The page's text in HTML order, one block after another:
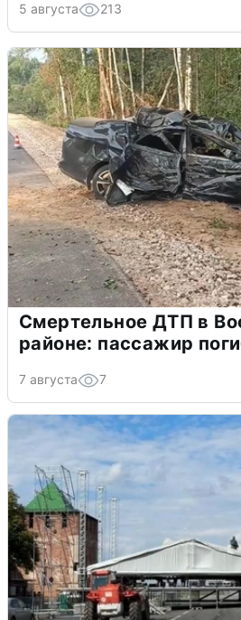
5 августа 213
Смертельное ДТП в
районе: пассажир
7 августа 7